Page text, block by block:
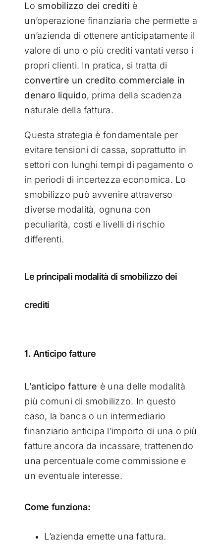
Lo smobilizzo dei crediti è
un’operazione finanziaria che permette a
un’azienda di ottenere anticipatamente il
valore di uno o più crediti vantati verso i
propri clienti. In pratica, si tratta di
convertire un credito commerciale in
denaro liquido, prima della scadenza
naturale della fattura.
Questa strategia è fondamentale per
evitare tensioni di cassa, soprattutto in
settori con lunghi tempi di pagamento o
in periodi di incertezza economica. Lo
smobilizzo può avvenire attraverso
diverse modalità, ognuna con
peculiarità, costi e livelli di rischio
differenti.
Le principali modalità di smobilizzo dei
crediti
1. Anticipo fatture
L’anticipo fatture è una delle modalità
più comuni di smobilizzo. In questo
caso, la banca o un intermediario
finanziario anticipa l’importo di una o più
fatture ancora da incassare, trattenendo
una percentuale come commissione e
un eventuale interesse.
Come funziona:
L’azienda emette una fattura.